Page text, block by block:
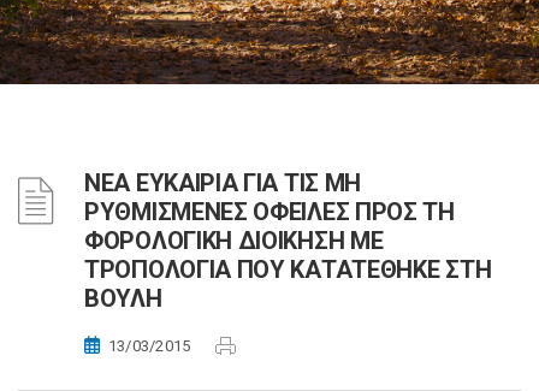
ΝΕΑ ΕΥΚΑΙΡΙΑ ΓΙΑ ΤΙΣ ΜΗ
ΡΥΘΜΙΣΜΕΝΕΣ ΟΦΕΙΛΕΣ ΠΡΟΣ ΤΗ
ΦΟΡΟΛΟΓΙΚΗ ΔΙΟΙΚΗΣΗ ΜΕ
ΤΡΟΠΟΛΟΓΙΑ ΠΟΥ ΚΑΤΑΤΕΘΗΚΕ ΣΤΗ
ΒΟΥΛΗ
13/03/2015